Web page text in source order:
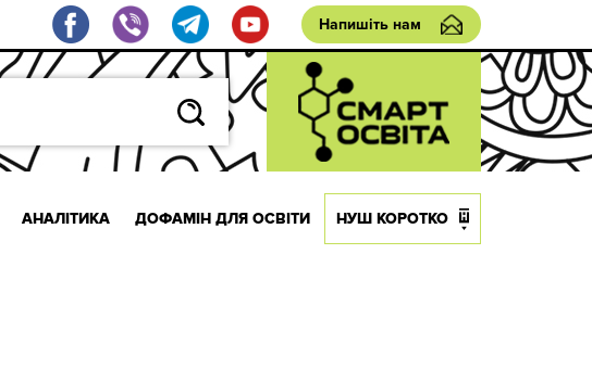
Напишіть нам
АНАЛІТИКА ДОФАМІН ДЛЯ ОСВІТИ НУШ КОРОТКО